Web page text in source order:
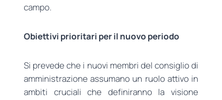
campo.
Obiettivi prioritari per il nuovo periodo
Si prevede che i nuovi membri del consiglio di
amministrazione assumano un ruolo attivo in
ambiti cruciali che definiranno la visione